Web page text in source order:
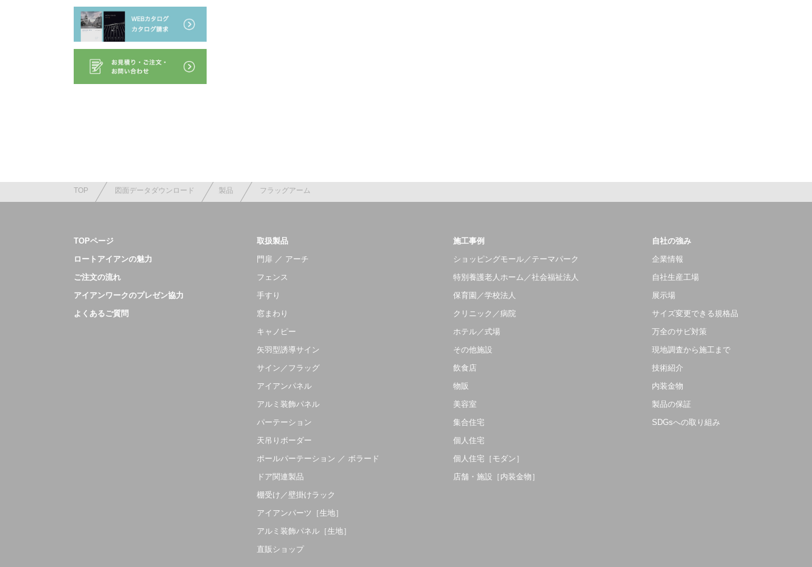
TOP 図面データダウンロード 製品 フラッグアーム
TOPページ
ロートアイアンの魅力
ご注文の流れ
アイアンワークのプレゼン協力
よくあるご質問
取扱製品
門扉 ／ アーチ
フェンス
手すり
窓まわり
キャノピー
矢羽型誘導サイン
サイン／フラッグ
アイアンパネル
アルミ装飾パネル
パーテーション
天吊りボーダー
ポールパーテーション ／ ボラード
ドア関連製品
棚受け／壁掛けラック
アイアンパーツ［生地］
アルミ装飾パネル［生地］
直販ショップ
施工事例
ショッピングモール／テーマパーク
特別養護老人ホーム／社会福祉法人
保育園／学校法人
クリニック／病院
ホテル／式場
その他施設
飲食店
物販
美容室
集合住宅
個人住宅
個人住宅［モダン］
店舗・施設［内装金物］
自社の強み
企業情報
自社生産工場
展示場
サイズ変更できる規格品
万全のサビ対策
現地調査から施工まで
技術紹介
内装金物
製品の保証
SDGsへの取り組み